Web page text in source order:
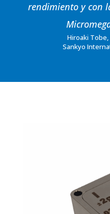
rendimiento y con
Hiroaki
Sankyo